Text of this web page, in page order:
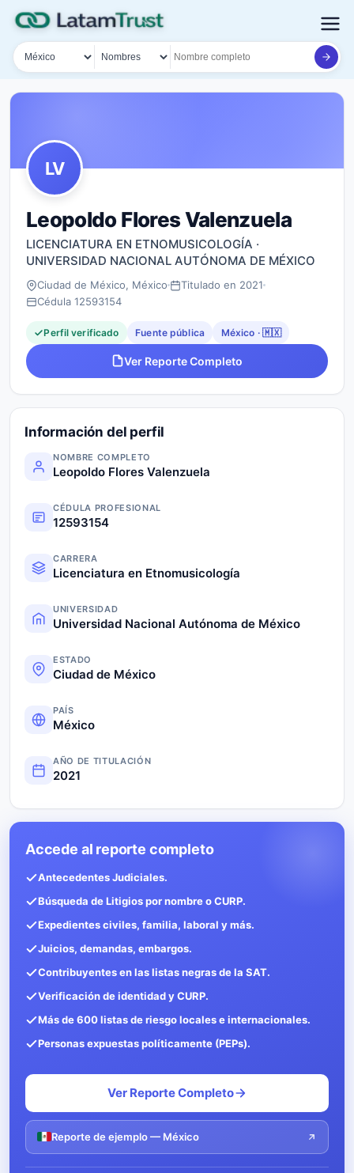
País
Tipo de búsqueda
Nombre o documento
LV
Leopoldo Flores Valenzuela
LICENCIATURA EN ETNOMUSICOLOGÍA ·
UNIVERSIDAD NACIONAL AUTÓNOMA DE MÉXICO
Ciudad de México, México
Titulado en 2021
Cédula 12593154
Perfil verificado Fuente pública México · 🇲🇽
Ver Reporte Completo
Información del perfil
NOMBRE COMPLETO
Leopoldo Flores Valenzuela
CÉDULA PROFESIONAL
12593154
CARRERA
Licenciatura en Etnomusicología
UNIVERSIDAD
Universidad Nacional Autónoma de México
ESTADO
Ciudad de México
PAÍS
México
AÑO DE TITULACIÓN
2021
Accede al reporte completo
Antecedentes Judiciales.
Búsqueda de Litigios por nombre o CURP.
Expedientes civiles, familia, laboral y más.
Juicios, demandas, embargos.
Contribuyentes en las listas negras de la SAT.
Verificación de identidad y CURP.
Más de 600 listas de riesgo locales e internacionales.
Personas expuestas políticamente (PEPs).
Ver Reporte Completo
Reporte de ejemplo — México